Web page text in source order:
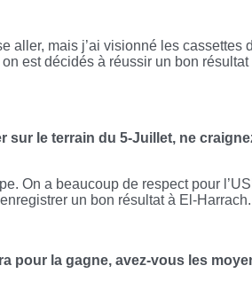
aller, mais j’ai visionné les cassettes
est décidés à réussir un bon
sur le terrain du 5-Juillet, ne
On a beaucoup de respect pour
un bon résultat à El-Harrach.
pour la gagne, avez-vous les